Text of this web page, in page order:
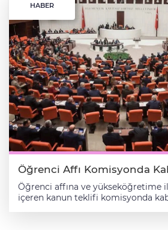
HABER
Öğrenci Affı Komisyonda
Öğrenci affına ve yükseköğretime ilişkin düzenlemeleri içeren kanun teklifi komisyonda kabul edildi AK Parti milletvekillerinin imzasını taşıyan öğrenci affına ve yükseköğretime ilişkin düzenlemeleri içeren Yükseköğretim Kanunu ve Bazı Kanunlarda Değişiklik Yapılmasına Dair Kanun Teklifi, komisyonda kabul edildi. Teklifle, Anayasa Mahkemesi kararı doğrultusunda Tababet ve Şuabatı San'atlarının Tarzı İcrasına Dair Kanun'da değişikliğe gidilerek, yükseköğretim kurumları ile Sağlık Bakanlığına bağlı araştırma ve uygulama hastanelerinde yabancı uyruklu kontenjanında uzmanlık eğitimi yapmakta olanlara döner sermaye gelirinden pay verilmemesi hüküm altına alınıyor. Yükseköğretim Kanunu'ndaki değişikliğe göre, Yükseköğretim Denetleme Kurulu üyelerinin Kurul'da geçirdikleri süreler, tabi oldukları özel kanun hükümlerine göre fiilen mesleklerinde geçirilmiş sayılacak ve terfi, birinci sınıfa ayrılma ve birinci sınıf olma sürelerinin hesabında dikkate alınacak. Üyelerin yaş haddinde, üye seçilmeden önceki kadronun yaş haddi esas alınacak. Öğretim üyelerinden, yaş haddini dolduracakları tarihten önce başvurmuş olup sözleşme tarihi itibarıyla öğretim üyesi kadrolarında bulunanlardan yükseköğretim kurumlarınca belirlenen bölüm ve programlarda görevlerinde kalmalarında fayda görülenler, yükseköğretim kurumunun görüşü ve Yükseköğretim Kurulunun kararı ile emeklilik yaş hadlerini doldurdukları tarihten itibaren, yetmiş beş yaşını geçmemek üzere emeklilik veya yaşlılık aylığı bağlanıncaya kadar ikişer yıllık sürelerle sözleşmeli olarak çalıştırılabilecek. Bu fıkra kapsamında çalıştırılacak sözleşmeli öğretim üyesi sayısını bölüm, program veya yükseköğretim kurumları itibarıyla sınırlandırmaya ve uygulamanın hizmet gerekleri ve akademik kriterlere uygun yürütülmesi amacıyla gerekli belirlemeleri yapmaya Yükseköğretim Kurulu yetkili olacak. Teklifle, sözleşmeli öğretim üyesi istihdamının sürdürülebilirliğini sağlamak amacıyla yaş haddinden sözleşmeli öğretim üyesi olarak çalışan öğretim üyelerinin kadrolu öğretim üyesi olarak çalışmaktayken var olan özlük haklarının, sözleşmeli öğretim üyesiyken de devamı ve her iki statüdeki öğretim üyeleri arasında fiili çalışmaya bağlı ödemeler yönünden uygulama birliğinin sağlanması hüküm altına alınıyor. Türk Cumhuriyetleri ve Akraba Topluluklarındaki Yüksek Öğretim Kurumlarından resmi davet alan öğretim elemanlarına 3 yılı aşmamak ve bütün özlük hakları saklı kalmak üzere üniversite yönetim kurulunun kararı ve Milli Eğitim Bakanlığının onayıyla aylıklı izin verilebilecek. Uluslararası andlaşmalarla kurulan üniversitelerde ve Yükseköğretim Kurulunun taraf olduğu protokoller gereği ikili andlaşmalarla yurt dışındaki yükseköğretim kurumları bünyesinde açılan programlarda bu süre 5 yıla kadar uzatılabilecek. Düzenlemeyle, azami öğrenim süresi sonunda kayıtlı olduğu öğretim kurumundan mezun olabilmek için intörnlük eğitimi dönemi hariç son sınıf öğrencilerine, başarısız oldukları veya alamadıkları teorik veya uygulamalı bütün dersler için iki ek sınav veya tekrar hakkı verilecek. Bu öğrencilerden teorik veya uygulamalı derslerden başarılı olmuş ancak uygulamalı eğitime veya intörnlük eğitimine başlamamış veya eğitimini tamamlamamış ya da başarısız olanlara, uygulamalı veya intörnlük eğitimlerini tamamlama imkanı tanınacak. Azami öğrenim süresini dolduran ara sınıf öğrencilerine ek sınav hakkı verilmeyecek. Uygulamalı eğitim ve intörnlük eğitimine ilişkin esasları belirlemeye Yükseköğretim Kurulu yetkili olacak. Kişisel emek ve birikimine dayanmayan, başkaları tarafından ücret karşılığında veya ücretsiz olarak üretilmiş yayın ve çalışmalarını atama, yükselme, unvan ve derece kazanılmasında kullananların yanı sıra bu fiilleri başkaları adına yapanlara veya bu fiillere aracılık edenlere yönelik de meslekten çıkarma cezası uygulanacak. Disiplin soruşturmasına yönelik düzenlemeler Kanun'da yapılan değişiklikle disiplin soruşturmasına, soruşturmasının yürütülmesi ile ifade ve savunma haklarının kullanılmasına ilişkin usul ve esaslar, Anayasa Mahkemesinin iptal kararı dikkate alınarak yeniden düzenleniyor. Böylece hukuki güvenlik ve belirlilik ilkeleri ile hukuki dinlenilme hakkının sağlanması amaçlanıyor. "Disiplin soruşturması, ifade alma ve savunma hakkı" başlıklı hükme göre, disiplin soruşturmasında ifade ve savunmada soruşturmacı tarafından soruşturulana gönderilecek ifadeye davet yazısında hakkındaki iddiaların neler olduğu açıkça belirtilerek 7 günden az olmamak üzere verilecek süre içerisinde ifadesinin alınacağı ve bu süre içerisinde sözlü veya yazılı ifade verilmediği takdirde dosyadaki mevcut deliller kapsamında işlem tesis edileceği bildirilecek. Soruşturmacı toplanan deliller kapsamında teklifte bulunacak. Disiplin cezası vermeye yetkili makam tarafından soruşturulana gönderilen savunmaya davet yazısında teklife esas alınan eylemin neden ibaret olduğu ve bu eyleme karşılık gelen disiplin cezasının ne olduğu ile 7 günden az olmamak üzere verilecek sürede savunmasını yapması gerektiği bildirilecek. Davet yazısında ayrıca soruşturulana, savunmasını verilen sürede yapmadığı takdirde savunma hakkından vazgeçmiş sayılacağı ve mevcut delillere göre hakkında karar verileceği aktarılacak. Savunmaya davet yazısında, soruşturulana savunma hakkını kullanmadan önce soruşturma evrakını inceleyebileceği belirtilecek. Tıpta uzmanlık mevzuatına göre yan dal uzmanlığı bulunan öğretim üyeleri ve araştırma görevlileri için ek ödeme tavan oranları, Sağlık Bakanlığında görev yapan emsallerinin aldığı ödeme oranına uygun hale getirilecek. Kanun'un ilgili hükümleri uyarınca ortak araştırma merkezlerinde görevlendirilen öğretim elemanları, kendi üniversitelerinde yürütülen döner sermaye faaliyetlerine olan katkıları da dikkate alınarak ilgili mevzuatları kapsamında ek ödemeden yararlanmaya devam edecek. Yürütülen proje gelirlerinden alınan dayanıklı taşınırlar koordinatör üniversitenin envanterine kaydedilerek proje kapsamında ortak uygulama ve araştırma merkezi üniversitelerine tahsis edilebilecek. Proje tamamlandığında dayanıklı taşınırların kurumlar arası bedelsiz devirle hangi yükseköğretim kurumuna verileceğine ortak uygulama ve araştırma merkezi yönetim kurulunca karar verilecek. Koordinatör üniversite değişikliğinde ortak uygulama ve araştırma merkezinin borç, alacak ve nakit